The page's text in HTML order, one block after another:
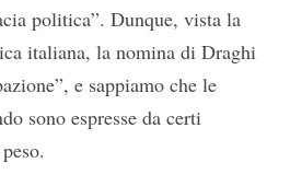
politica”. Dunque, vista la
italiana, la nomina di Draghi
e sappiamo che le
sono espresse da certi